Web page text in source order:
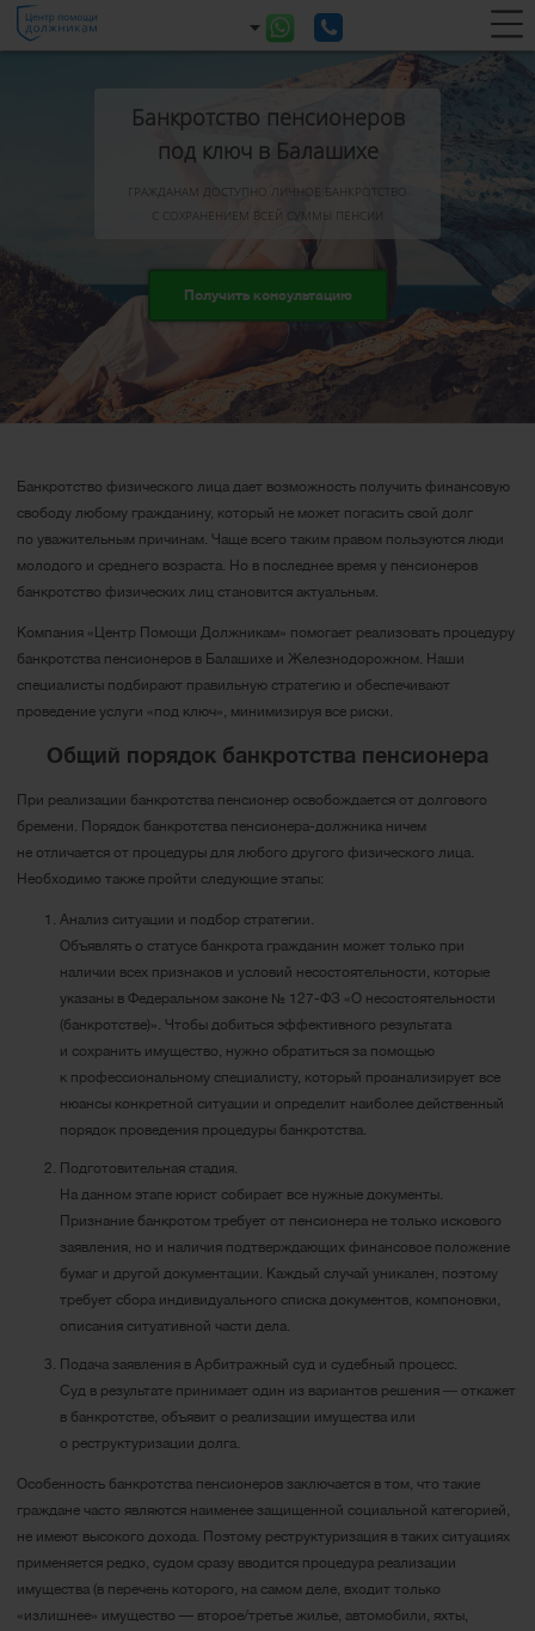
Банкротство пенсионеров
под ключ в Балашихе
ГРАЖДАНАМ ДОСТУПНО ЛИЧНОЕ БАНКРОТСТВО
С СОХРАНЕНИЕМ ВСЕЙ СУММЫ ПЕНСИИ
Получить консультацию
Банкротство физического лица дает возможность получить финансовую
свободу любому гражданину, который не может погасить свой долг
по уважительным причинам. Чаще всего таким правом пользуются люди
молодого и среднего возраста. Но в последнее время у пенсионеров
банкротство физических лиц становится актуальным.
Компания «Центр Помощи Должникам» помогает реализовать процедуру
банкротства пенсионеров в Балашихе и Железнодорожном. Наши
специалисты подбирают правильную стратегию и обеспечивают
проведение услуги «под ключ», минимизируя все риски.
Общий порядок банкротства пенсионера
При реализации банкротства пенсионер освобождается от долгового
бремени. Порядок банкротства пенсионера-должника ничем
не отличается от процедуры для любого другого физического лица.
Необходимо также пройти следующие этапы:
Анализ ситуации и подбор стратегии.
Объявлять о статусе банкрота гражданин может только при
наличии всех признаков и условий несостоятельности, которые
указаны в Федеральном законе № 127-ФЗ «О несостоятельности
(банкротстве)». Чтобы добиться эффективного результата
и сохранить имущество, нужно обратиться за помощью
к профессиональному специалисту, который проанализирует все
нюансы конкретной ситуации и определит наиболее действенный
порядок проведения процедуры банкротства.
Подготовительная стадия.
На данном этапе юрист собирает все нужные документы.
Признание банкротом требует от пенсионера не только искового
заявления, но и наличия подтверждающих финансовое положение
бумаг и другой документации. Каждый случай уникален, поэтому
требует сбора индивидуального списка документов, компоновки,
описания ситуативной части дела.
Подача заявления в Арбитражный суд и судебный процесс.
Суд в результате принимает один из вариантов решения ― откажет
в банкротстве, объявит о реализации имущества или
о реструктуризации долга.
Особенность банкротства пенсионеров заключается в том, что такие
граждане часто являются наименее защищенной социальной категорией,
не имеют высокого дохода. Поэтому реструктуризация в таких ситуациях
применяется редко, судом сразу вводится процедура реализации
имущества (в перечень которого, на самом деле, входит только
«излишнее» имущество — второе/третье жилье, автомобили, яхты,